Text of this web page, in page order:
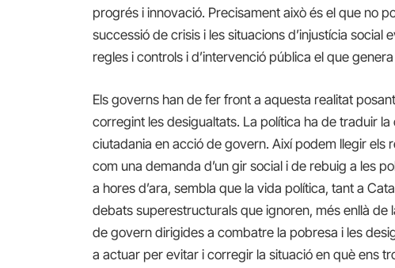
progrés i innovació. Precisament això és el que no
successió de crisis i les situacions d’injustícia
regles i controls i d’intervenció pública el que
Els governs han de fer front a aquesta realitat
corregint les desigualtats. La política ha de traduir
ciutadania en acció de govern. Així podem llegir els
com una demanda d’un gir social i de rebuig a les
a hores d’ara, sembla que la vida política, tant a
debats superestructurals que ignoren, més enllà de
de govern dirigides a combatre la pobresa i les
a actuar per evitar i corregir la situació en què ens